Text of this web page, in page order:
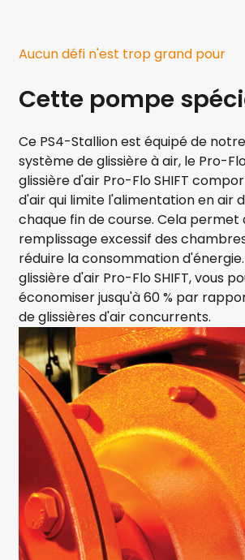
Aucun défi n'est trop grand pour
Cette pompe
Ce PS4-Stallion est équipé de
système de glissière à air, le Pro-Flo
glissière d'air Pro-Flo SHIFT
d'air qui limite l'alimentation en air
chaque fin de course. Cela permet
remplissage excessif des
réduire la consommation
glissière d'air Pro-Flo SHIFT, vous
économiser jusqu'à 60 % par
de glissières d'air concurrents.